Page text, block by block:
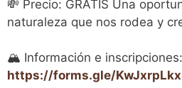
💸 Precio: GRATIS Una
naturaleza que nos rodea y
🏔 Información e inscripciones:
https://forms.gle/